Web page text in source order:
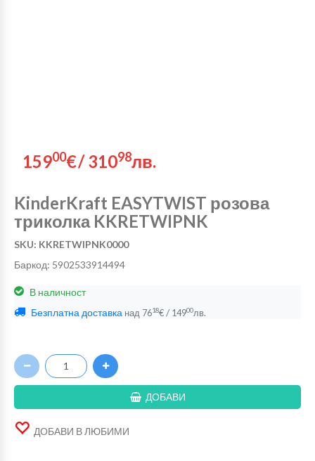
15900€/31098лв.
KinderKraft EASYTWIST розова
триколка KKRETWIPNK
SKU: KKRETWIPNK0000
Баркод: 5902533914494
В наличност
Безплатна доставка над 7618€ / 14900лв.
ДОБАВИ
ДОБАВИ В ЛЮБИМИ